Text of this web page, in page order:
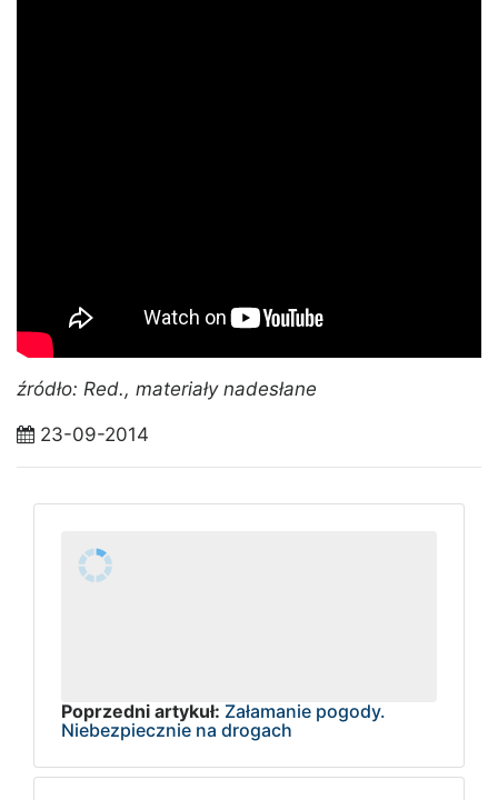
źródło: Red., materiały nadesłane
23-09-2014
Poprzedni artykuł: Załamanie pogody.
Niebezpiecznie na drogach